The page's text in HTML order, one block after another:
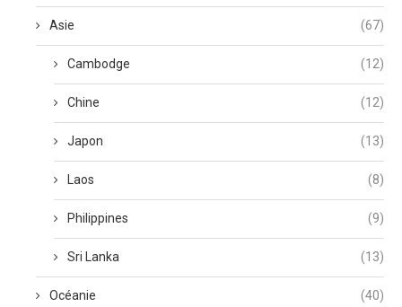
Asie (67)
Cambodge (12)
Chine (12)
Japon (13)
Laos (8)
Philippines (9)
Sri Lanka (13)
Océanie (40)